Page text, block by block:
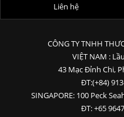
Liên hệ
CÔNG TY TNHH
VIỆT NAM :
43 Mạc Đỉnh Chi,
ĐT:(+84)
SINGAPORE: 100 Peck
ĐT: +65